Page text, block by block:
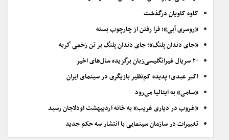
کاوه کاویان درگذشت
«روسری آبی»؛ فرا رفتن از چارچوب بسته
«جای دندان پلنگ»؛ جای دندان پلنگ بر تن زخمی گربه
۲۰ سریال غیرانگلیسی‌زبان برگزیده سال‌های اخیر
اکبر عبدی؛ پدیده کم‌نظیر بازیگری در سینمای ایران
«سامی» به ایتالیا می‌رود
«غروب در دیاری غریب» به خانه اردیبهشت اودلاجان رسید
تغییرات در سازمان سینمایی با انتشار سه حکم جدید